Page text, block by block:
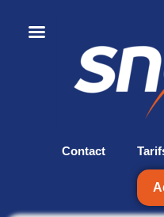
Contact